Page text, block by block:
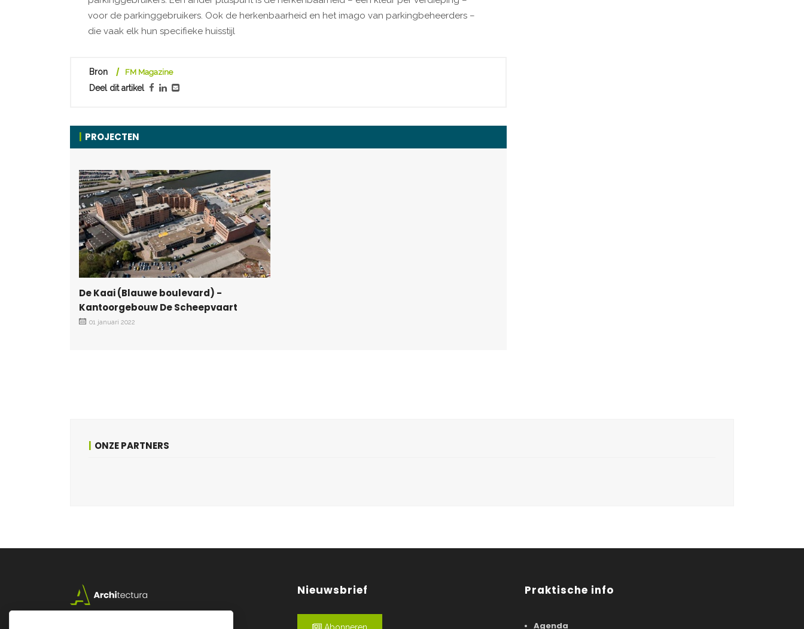
voor de parkinggebruikers. Ook de herkenbaarheid en het imago van parkingbeheerders –
die vaak elk hun specifieke huisstijl
Bron FM Magazine
Deel dit artikel
PROJECTEN
De Kaai (Blauwe boulevard) -
Kantoorgebouw De Scheepvaart
01 januari 2022
ONZE PARTNERS
Nieuwsbrief Praktische info
Agenda